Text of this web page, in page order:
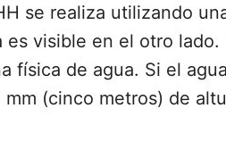
​​se realiza utilizando
es visible en el otro
física de agua. Si el
(cinco metros) de